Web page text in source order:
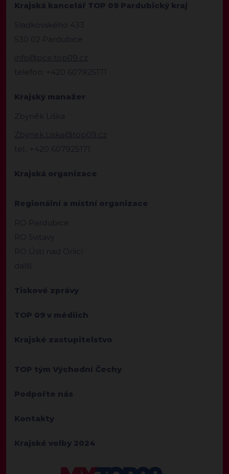
Krajská kancelář TOP 09 Pardubický kraj
Sladkovského 433
530 02 Pardubice
info@pce.top09.cz
telefon: +420 607925171
Krajský manažer
Zbyněk Liška
Zbynek.Liska@top09.cz
tel.: +420 607925171
Krajská organizace
Regionální a místní organizace
RO Pardubice
RO Svitavy
RO Ústí nad Orlicí
další
Tiskové zprávy
TOP 09 v médiích
Krajské zastupitelstvo
TOP tým Východní Čechy
Podpořte nás
Kontakty
Krajské volby 2024